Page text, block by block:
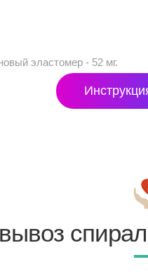
эластомер - 52 мг.